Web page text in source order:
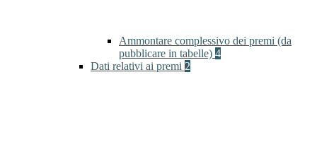
Ammontare complessivo dei premi (da
pubblicare in tabelle) 4
Dati relativi ai premi 2